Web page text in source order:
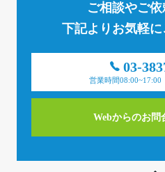
ご相談やご依
下記よりお気軽
03-
営業時間08:00~17:00
Webからのお問